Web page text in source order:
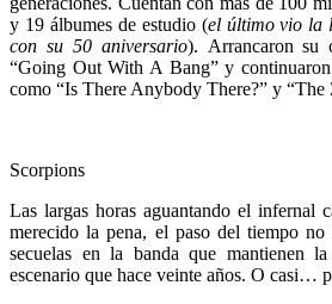
y 19 álbumes de estudio (el último vio la
con su 50 aniversario). Arrancaron su
“Going Out With A Bang” y
como “Is There Anybody There?” y “The
Scorpions
Las largas horas aguantando el infernal
merecido la pena, el paso del tiempo
secuelas en la banda que mantienen
escenario que hace veinte años. O casi…